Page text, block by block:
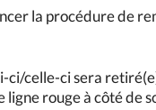
la procédure de
ci/celle-ci sera
rouge à côté de